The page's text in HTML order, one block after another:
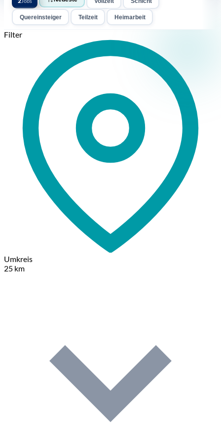
Quereinsteiger Teilzeit Heimarbeit
Filter
Umkreis
25 km